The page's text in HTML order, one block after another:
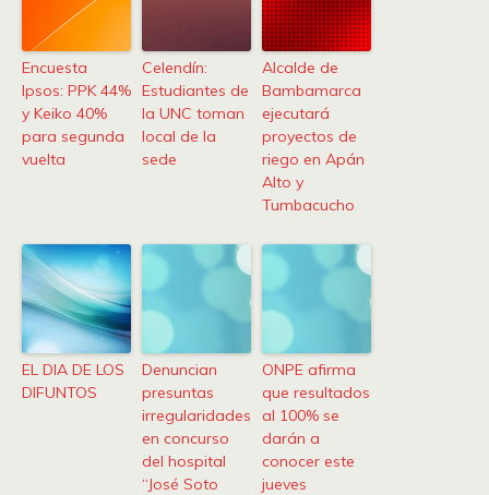
Encuesta
Ipsos: PPK 44%
y Keiko 40%
para segunda
vuelta
Celendín:
Estudiantes de
la UNC toman
local de la
sede
Alcalde de
Bambamarca
ejecutará
proyectos de
riego en Apán
Alto y
Tumbacucho
EL DIA DE LOS
DIFUNTOS
Denuncian
presuntas
irregularidades
en concurso
del hospital
“José Soto
ONPE afirma
que resultados
al 100% se
darán a
conocer este
jueves